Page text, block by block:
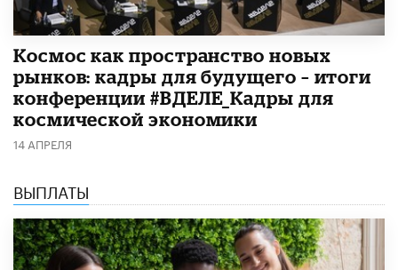
Космос как пространство новых
рынков: кадры для будущего – итоги
конференции #ВДЕЛЕ_Кадры для
космической экономики
14 АПРЕЛЯ
ВЫПЛАТЫ